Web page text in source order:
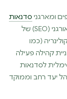
סדנאות
בישול לבין הקהל הרחב. אנו משקיעים רבות בקידום אורגני (SEO) של
(כמו
קהילה פעילה
לסדנאות
יעד רחב וממוקד